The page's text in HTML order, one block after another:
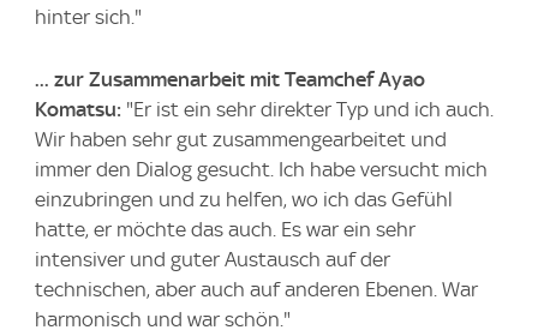
hinter sich."
... zur Zusammenarbeit mit Teamchef Ayao
Komatsu: "Er ist ein sehr direkter Typ und ich auch.
Wir haben sehr gut zusammengearbeitet und
immer den Dialog gesucht. Ich habe versucht mich
einzubringen und zu helfen, wo ich das Gefühl
hatte, er möchte das auch. Es war ein sehr
intensiver und guter Austausch auf der
technischen, aber auch auf anderen Ebenen. War
harmonisch und war schön."